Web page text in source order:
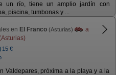
un río, tiene un amplio jardín con
piscina, tumbonas y ...
en El Franco (Asturias)
a
15 €
Valdepares, próxima a la playa y a la